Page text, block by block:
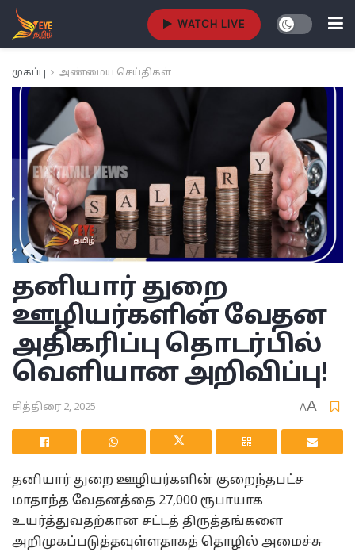
WATCH LIVE
முகப்பு அண்மைய செய்திகள்
தனியார் துறை
ஊழியர்களின் வேதன
அதிகரிப்பு தொடர்பில்
வெளியான அறிவிப்பு!
சித்திரை 2, 2025 AA
தனியார் துறை ஊழியர்களின் குறைந்தபட்ச
மாதாந்த வேதனத்தை 27,000 ரூபாயாக
உயர்த்துவதற்கான சட்டத் திருத்தங்களை
அறிமுகப்படுத்தவுள்ளதாகத் தொழில் அமைச்சு